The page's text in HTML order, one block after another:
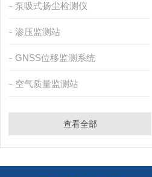
泵吸式扬尘检测仪
渗压监测站
GNSS位移监测系统
空气质量监测站
查看全部